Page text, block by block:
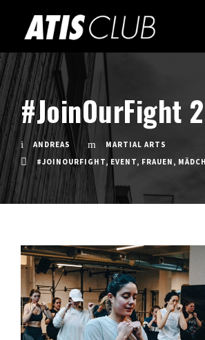
#JoinOurFight
ANDREAS
MARTIAL ARTS
#JOINOURFIGHT, EVENT, FRAUEN ,